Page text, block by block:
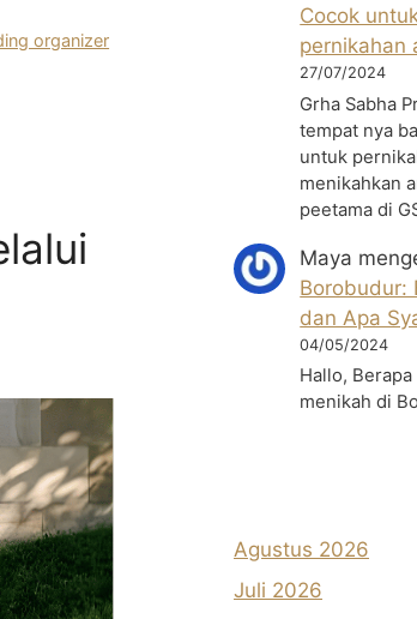
organizer
Cocok
pernikahan
27/07/2024
Grha Sabha
tempat nya
untuk
menikahkan
peetama di
Maya
Borobudur:
dan Apa
04/05/2024
Hallo,
menikah di
Agustus 2026
Juli 2026